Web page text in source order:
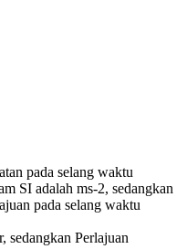
pada selang waktu
SI adalah ms-2, sedangkan
pada selang waktu
sedangkan Perlajuan